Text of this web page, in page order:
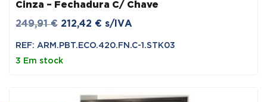
Cinza – Fechadura C/ Chave
249,91€ O
212,42 € O
s/IVA
REF: ARM.PBT.ECO.420.FN.C-1.STK03
3 Em stock